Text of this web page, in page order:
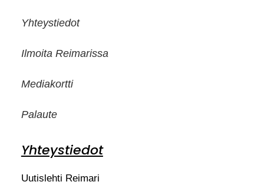
Yhteystiedot
Ilmoita Reimarissa
Mediakortti
Palaute
Yhteystiedot
Uutislehti Reimari